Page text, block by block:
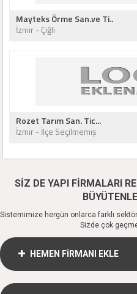
Mayteks Örme San.ve Ti..
İzmir - Çiğli
Rozet Tarım San. Tic...
İzmir - İlçe Seçilmemiş
SİZ DE YAPI FİRMALARI
Sistemimize hergün onlarca farklı
Sizde çok
HEMEN FİRMANI EKLE